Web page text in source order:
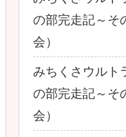
の部完走記～そ
会）
みちくさウルト
の部完走記～そ
会）